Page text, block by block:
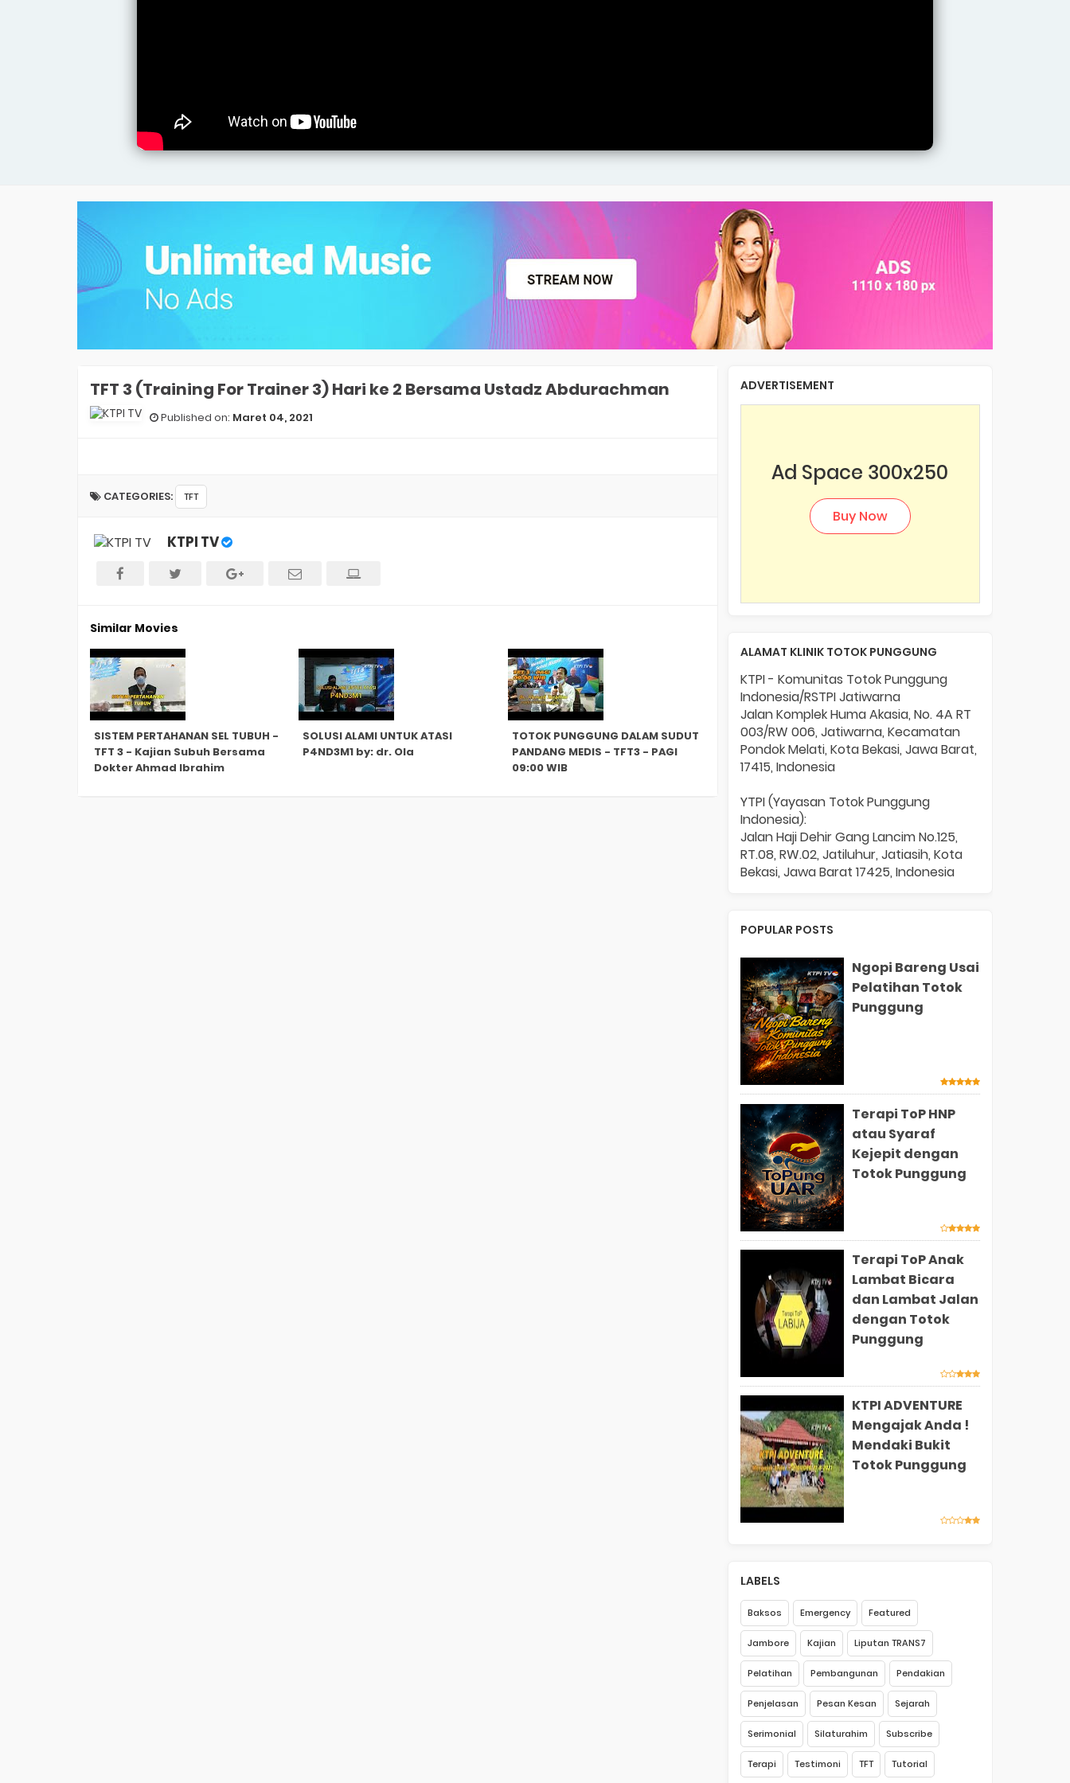
Pendalaman Totok Punggung Ust
Hardadi PART 2
[FULL] Via ZOOM | Pelatihan Dasar
Totok Punggung Makassar
KTPI ADVENTURE Mengajak Anda !
Mendaki Bukit Totok Punggung
TFT 3 (Training For Trainer 3) Hari ke 2 Bersama Ustadz Abdurachman
Published on: Maret 04, 2021
CATEGORIES: TFT
KTPI TV
Similar Movies
SISTEM PERTAHANAN SEL TUBUH -
TFT 3 - Kajian Subuh Bersama
Dokter Ahmad Ibrahim
SOLUSI ALAMI UNTUK ATASI
P4ND3M1 by: dr. Ola
TOTOK PUNGGUNG DALAM SUDUT
PANDANG MEDIS - TFT3 - PAGI
09:00 WIB
ADVERTISEMENT
Ad Space 300x250
Buy Now
ALAMAT KLINIK TOTOK PUNGGUNG
KTPI - Komunitas Totok Punggung
Indonesia/RSTPI Jatiwarna
Jalan Komplek Huma Akasia, No. 4A RT
003/RW 006, Jatiwarna, Kecamatan
Pondok Melati, Kota Bekasi, Jawa Barat,
17415, Indonesia
YTPI (Yayasan Totok Punggung
Indonesia):
Jalan Haji Dehir Gang Lancim No.125,
RT.08, RW.02, Jatiluhur, Jatiasih, Kota
Bekasi, Jawa Barat 17425, Indonesia
POPULAR POSTS
Ngopi Bareng Usai
Pelatihan Totok
Punggung
Terapi ToP HNP
atau Syaraf
Kejepit dengan
Totok Punggung
Terapi ToP Anak
Lambat Bicara
dan Lambat Jalan
dengan Totok
Punggung
KTPI ADVENTURE
Mengajak Anda !
Mendaki Bukit
Totok Punggung
LABELS
Baksos Emergency Featured
Jambore Kajian Liputan TRANS7
Pelatihan Pembangunan Pendakian
Penjelasan Pesan Kesan Sejarah
Serimonial Silaturahim Subscribe
Terapi Testimoni TFT Tutorial